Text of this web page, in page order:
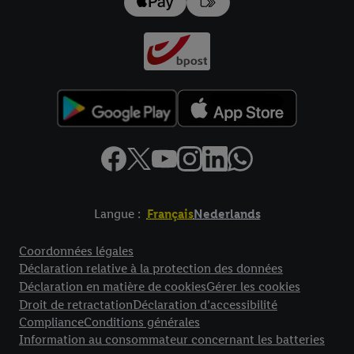
Langue : FrançaisNederlands
Coordonnées légales
Déclaration relative à la protection des données
Déclaration en matière de cookiesGérer les cookies
Droit de retractationDéclaration d’accessibilité
ComplianceConditions générales
Information au consommateur concernant les batteries